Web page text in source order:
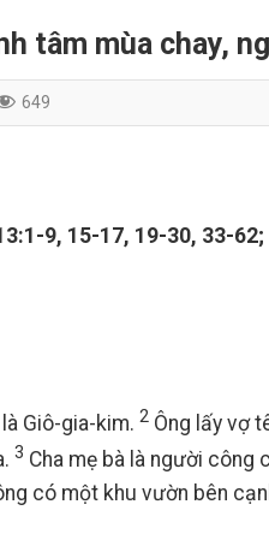
tâm mùa chay,
649
9, 15-17, 19-30, 33-
Giô-gia-kim. 2 Ông lấy vợ
3 Cha mẹ bà là người công
có một khu vườn bên